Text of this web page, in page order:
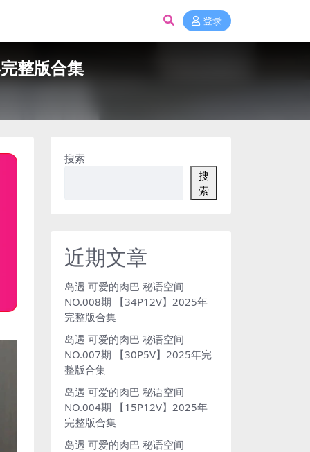
登录
整版合集
搜索
搜
索
近期文章
岛遇 可爱的肉巴 秘语空间
NO.008期 【34P12V】2025年
完整版合集
岛遇 可爱的肉巴 秘语空间
NO.007期 【30P5V】2025年完
整版合集
岛遇 可爱的肉巴 秘语空间
NO.004期 【15P12V】2025年
完整版合集
岛遇 可爱的肉巴 秘语空间